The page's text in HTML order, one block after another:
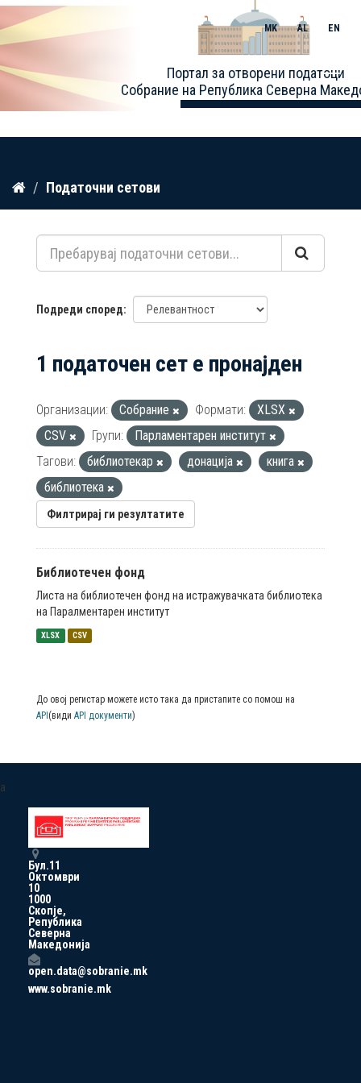
Прескокнете
содржина
Портал за отворени податоци
Собрание на Република Северна
MK AL EN
Toggle
Податочни сетови
Подреди според
1 податочен сет е пронајден
Организации: Собрание Формати:
XLSX
CSV
Групи:
Парламентарен институт
Тагови:
библиотекар донација
книга
библиотека
Филтрирај ги резултатите
Библиотечен фонд
Листа на библиотечен фонд на истражувачката библиотека
на Паралментарен институт
XLSX CSV
До овој регистар можете исто така да пристапите со помош на
API (види API документи)
a
Бул.11
Октомври
10
1000
Скопје,
Република
Северна
Македонија
open.data@sobranie.mk
www.sobranie.mk